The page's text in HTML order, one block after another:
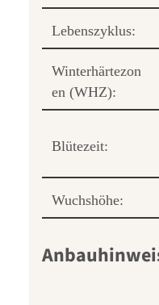
Lebenszyklus:
Winterhärtezon
en (WHZ):
Blütezeit:
Wuchshöhe: